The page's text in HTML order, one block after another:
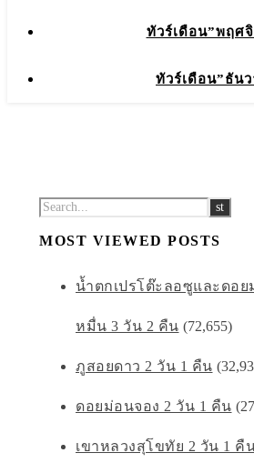
ทัวร์เดือน”พฤศ
ทัวร์เดือน”ธัน
MOST VIEWED POSTS
น้ำตกเปรโต๊ะลอซูและดอย
หมื่น 3 วัน 2 คืน (72,655)
ภูสอยดาว 2 วัน 1 คืน
ดอยม่อนจอง 2 วัน 1 คืน
เขาหลวงสุโขทัย 2 วัน 1 คื